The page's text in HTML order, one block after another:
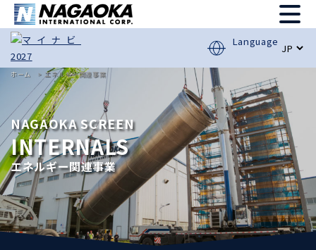
Language
ホーム エネルギー関連事業
NAGAOKA SCREEN
INTERNALS
エネルギー関連事業